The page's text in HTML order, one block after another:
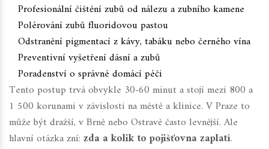
Profesionální čištění zubů od nálezu a zubního kamene
Polérování zubů fluoridovou pastou
Odstranění pigmentací z kávy, tabáku nebo černého vína
Preventivní vyšetření dásní a zubů
Poradenství o správné domácí péči
Tento postup trvá obvykle 30-60 minut a stojí mezi 800 a
1 500 korunami v závislosti na městě a klinice. V Praze to
může být dražší, v Brně nebo Ostravě často levnější. Ale
hlavní otázka zní: zda a kolik to pojišťovna zaplatí.